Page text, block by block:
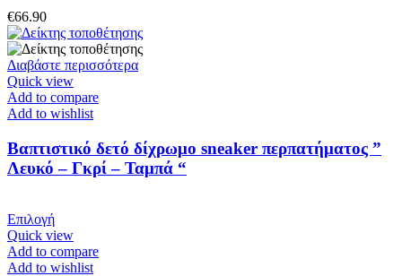
επιλεγούν
στη
σελίδα
του
προϊόντος
€66.90
Διαβάστε περισσότερα
Quick view
Add to compare
Add to wishlist
Βαπτιστικό δετό δίχρωμο sneaker περπατήματος ”
Λευκό – Γκρί – Ταμπά “
ΕπιλογήΑυτό
το
προϊόν
έχει
Quick view
Add to compare
Add to wishlist